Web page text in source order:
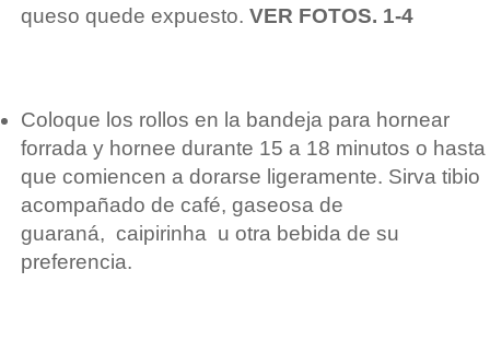
queso quede expuesto. VER FOTOS. 1-4
Coloque los rollos en la bandeja para hornear
forrada y hornee durante 15 a 18 minutos o hasta
que comiencen a dorarse ligeramente. Sirva tibio
acompañado de café, gaseosa de
guaraná, caipirinha u otra bebida de su
preferencia.